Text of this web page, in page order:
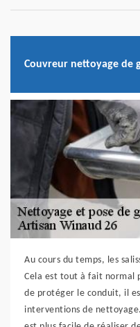
Couvreur nettoyage de
Au cours du temps, les
Cela est tout à fait normal
de protéger le conduit, il
interventions de